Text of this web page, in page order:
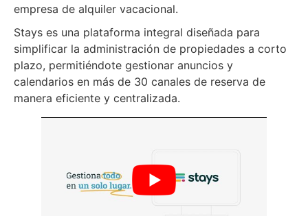
empresa de alquiler vacacional.
Stays es una plataforma integral diseñada para
simplificar la administración de propiedades a corto
plazo, permitiéndote gestionar anuncios y
calendarios en más de 30 canales de reserva de
manera eficiente y centralizada.